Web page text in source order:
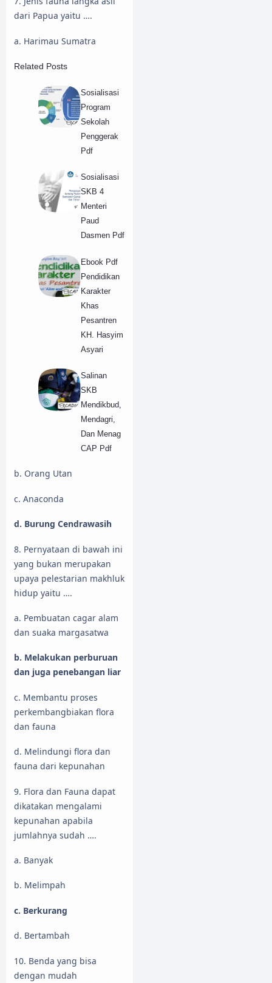
dari Papua yaitu ….
a. Harimau Sumatra
Related Posts
Sosialisasi
Program
Sekolah
Penggerak
Pdf
Sosialisasi
SKB 4
Menteri
Paud
Dasmen Pdf
Ebook Pdf
Pendidikan
Karakter
Khas
Pesantren
KH. Hasyim
Asyari
Salinan
SKB
Mendikbud,
Mendagri,
Dan Menag
CAP Pdf
b. Orang Utan
c. Anaconda
d. Burung Cendrawasih
8. Pernyataan di bawah ini
yang bukan merupakan
upaya pelestarian makhluk
hidup yaitu ….
a. Pembuatan cagar alam
dan suaka margasatwa
b. Melakukan perburuan
dan juga penebangan liar
c. Membantu proses
perkembangbiakan flora
dan fauna
d. Melindungi flora dan
fauna dari kepunahan
9. Flora dan Fauna dapat
dikatakan mengalami
kepunahan apabila
jumlahnya sudah ….
a. Banyak
b. Melimpah
c. Berkurang
d. Bertambah
10. Benda yang bisa
dengan mudah